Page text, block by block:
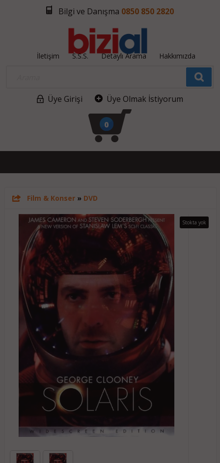
Bilgi ve Danışma 0850 850 2820
İletişim S.S.S. Detaylı Arama Hakkımızda
Üye Girişi Üye Olmak İstiyorum
0
Film & Konser» DVD
Stokta yok